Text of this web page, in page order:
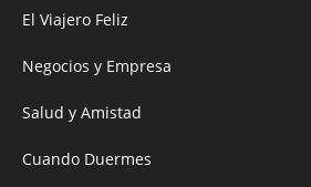
El Viajero Feliz
Negocios y Empresa
Salud y Amistad
Cuando Duermes